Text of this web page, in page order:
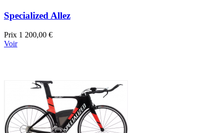
Specialized Allez
Prix 1 200,00 €
Voir